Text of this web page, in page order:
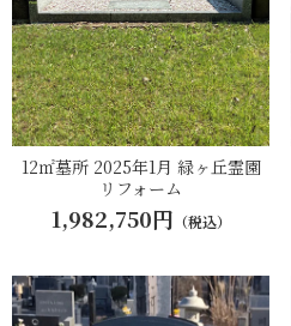
12㎡墓所 2025年1月 緑ヶ丘霊園
リフォーム
1,982,750円 （税込）